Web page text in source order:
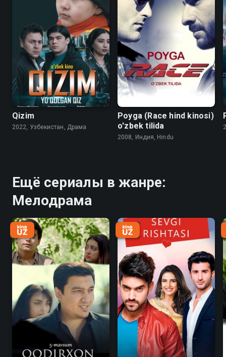
Qizim
2022, Узбекистан, Драма
Poyga (Race hind kinosi)
o'zbek tilida
2008, Индия, Hindu
Ещё сериалы в жанре:
Мелодрама